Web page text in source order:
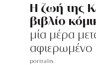
H ζωή της
βιβλίο
μία μέρα
αφιερωμένο
portraits